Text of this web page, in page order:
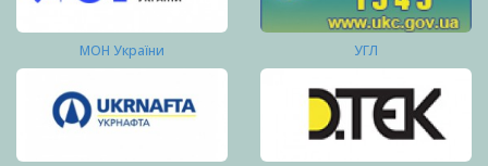
МОН України УГЛ